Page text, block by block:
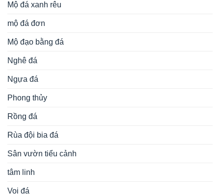
Mộ đá xanh rêu
mộ đá đơn
Mộ đạo bằng đá
Nghê đá
Ngựa đá
Phong thủy
Rồng đá
Rùa đội bia đá
Sân vườn tiểu cảnh
tâm linh
Voi đá